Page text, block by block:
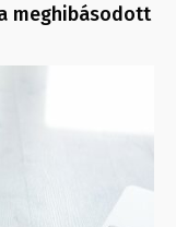
meghibásodott